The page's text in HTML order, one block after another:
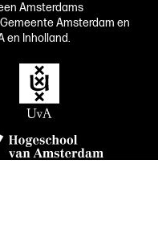
Amsterdams
Amsterdam en
en Inholland.